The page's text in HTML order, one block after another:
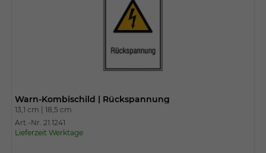
Warn-Kombischild | Rückspannung
13,1 cm | 18,5 cm
Art.-Nr. 21.1241
Lieferzeit Werktage